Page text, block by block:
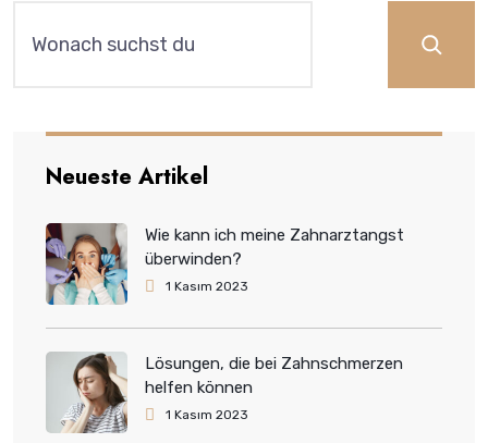
Neueste Artikel
Wie kann ich meine Zahnarztangst
überwinden?
1 Kasım 2023
Lösungen, die bei Zahnschmerzen
helfen können
1 Kasım 2023